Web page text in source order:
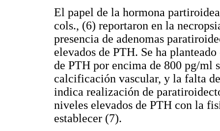
El papel de la hormona
cols., (6) reportaron en la
presencia de adenomas
elevados de PTH. Se ha
de PTH por encima de 800 pg/ml
calcificación vascular, y la falta
indica realización de
niveles elevados de PTH con la
establecer (7).